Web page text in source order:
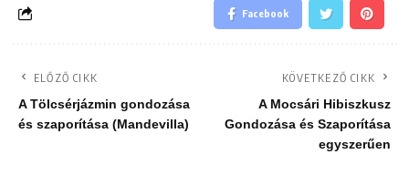
Facebook
ELŐZŐ CIKK
A Tölcsérjázmin gondozása
és szaporítása (Mandevilla)
KÖVETKEZŐ CIKK
A Mocsári Hibiszkusz
Gondozása és Szaporítása
egyszerűen